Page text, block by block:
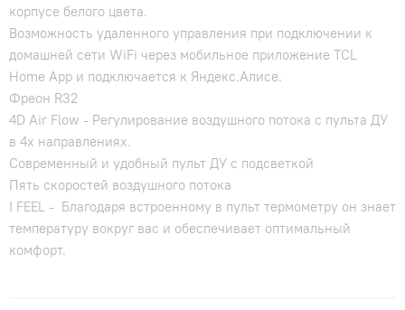
корпусе белого цвета.
Возможность удаленного управления при подключении к
домашней сети WiFi через мобильное приложение TCL
Home App и подключается к Яндекс.Алисе.
Фреон R32
4D Air Flow - Регулирование воздушного потока с пульта ДУ
в 4х направлениях.
Современный и удобный пульт ДУ с подсветкой
Пять скоростей воздушного потока
I FEEL - Благодаря встроенному в пульт термометру он знает
температуру вокруг вас и обеспечивает оптимальный
комфорт.